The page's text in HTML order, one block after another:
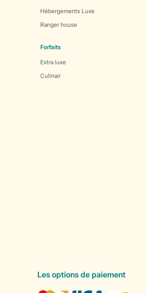
Hébergements Luxe
Ranger house
Forfaits
Extra luxe
Culinair
Les options de paiement